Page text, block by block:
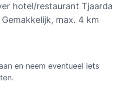
hotel/restaurant Tjaarda
max. 4 km
en neem eventueel iets